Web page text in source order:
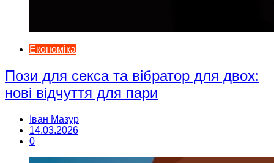
Економіка
Пози для секса та вібратор для двох:
нові відчуття для пари
Іван Мазур
14.03.2026
0